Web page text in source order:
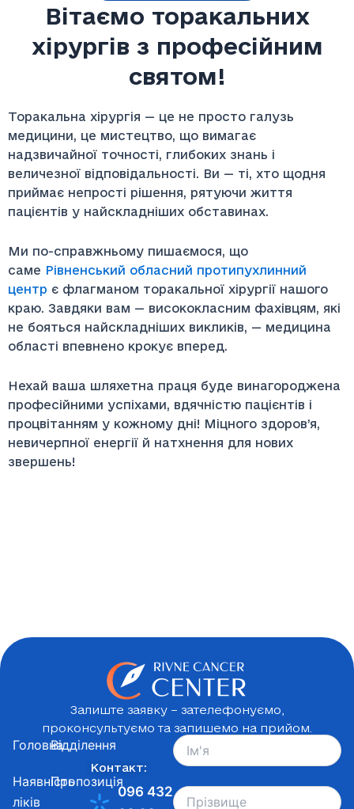
Вітаємо торакальних
хірургів з професійним
святом!
Торакальна хірургія — це не просто галузь
медицини, це мистецтво, що вимагає
надзвичайної точності, глибоких знань і
величезної відповідальності. Ви — ті, хто щодня
приймає непрості рішення, рятуючи життя
пацієнтів у найскладніших обставинах.
Ми по-справжньому пишаємося, що
саме Рівненський обласний протипухлинний
центр є флагманом торакальної хірургії нашого
краю. Завдяки вам — висококласним фахівцям, які
не бояться найскладніших викликів, — медицина
області впевнено крокує вперед.
Нехай ваша шляхетна праця буде винагороджена
професійними успіхами, вдячністю пацієнтів і
процвітанням у кожному дні! Міцного здоров’я,
невичерпної енергії й натхнення для нових
звершень!
Залиште заявку – зателефонуємо,
проконсультуємо та запишемо на прийом.
Контакт:
096 432
Головна
Наявність
ліків
Відділення
Пропозиція